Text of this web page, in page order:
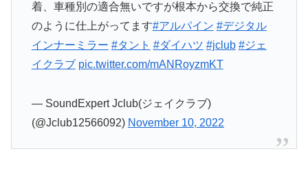
着、車種別の適合無いですが根本から交換で純正
のように仕上がってます#アルパイン #デジタル
インナーミラー #タント #ダイハツ #jclub #ジェ
イクラブ pic.twitter.com/mANRoyzmKT
— SoundExpert Jclub(ジェイクラブ)
(@Jclub12566092) November 10, 2022